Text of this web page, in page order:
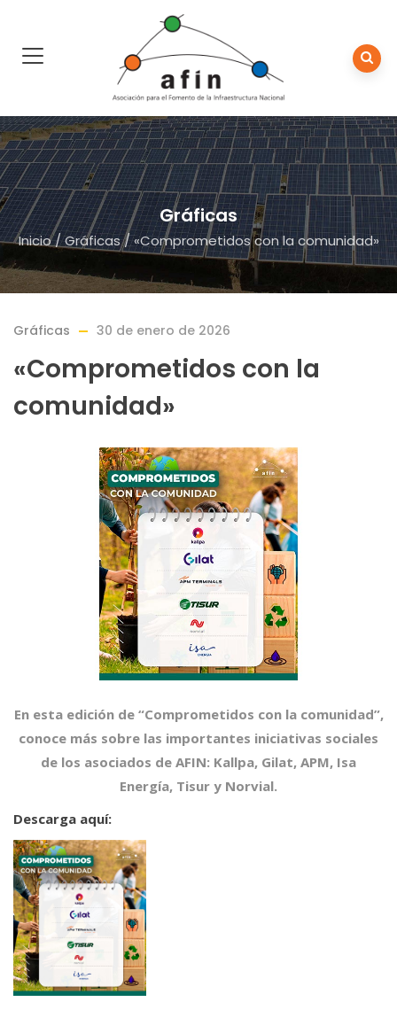
Gráficas
Inicio/Gráficas/«Comprometidos con la comunidad»
Gráficas 30 de enero de 2026
«Comprometidos con la
comunidad»
En esta edición de “Comprometidos con la comunidad”,
conoce más sobre las importantes iniciativas sociales
de los asociados de AFIN: Kallpa, Gilat, APM, Isa
Energía, Tisur y Norvial.
Descarga aquí: